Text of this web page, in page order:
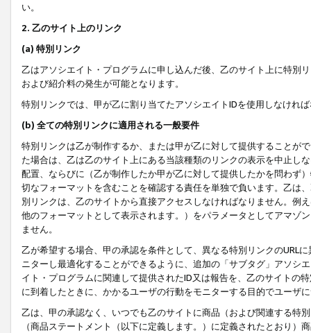
い。
2. 乙のサイト上のリンク
(a) 特別リンク
乙はアソシエイト・プログラムに申し込んだ後、乙のサイト上に特別
および紹介料の発生が可能となります。
特別リンクでは、甲が乙に割り当てたアソシエイトIDを使用しなけれ
(b) 全ての特別リンクに適用される一般要件
特別リンクは乙が制作するか、または甲が乙に対して提供することが
た場合は、乙は乙のサイト上にある当該種類のリンクの表示を中止し
配置、ならびに（乙が制作したか甲が乙に対して提供したかを問わず
切なフォーマットを含むことを確認する責任を単独で負います。乙は
別リンクは、乙のサイトから直接アクセスしなければなりません。例
他のフォーマットとして表示されます。）をパラメータとしてアマゾ
ません。
乙が希望する場合、甲の承認を条件として、異なる特別リンクのURL
ニターし最適化することができるように、追加の「サブタグ」アソシ
イト・プログラムに関連して提供されたID又は報告を、乙のサイトの
に到着したときに、かかるユーザの行動をモニターする目的でユーザ
乙は、甲の承認なく、いつでも乙のサイトに商品（および関連する特
（商品ステートメント（以下に定義します。）に定義されたとおり